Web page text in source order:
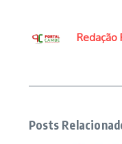
Redação
Posts